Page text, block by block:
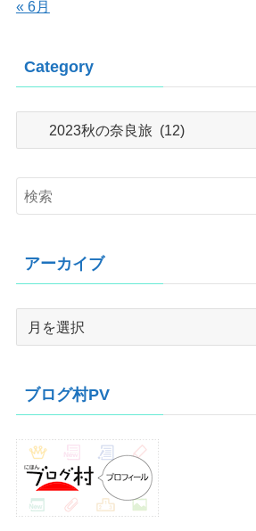
« 6月
Category
Category
アーカイブ
ブ
ブログ村PV